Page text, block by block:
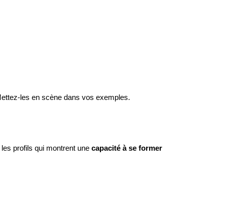
les en scène dans vos exemples.
profils qui montrent une capacité à se former